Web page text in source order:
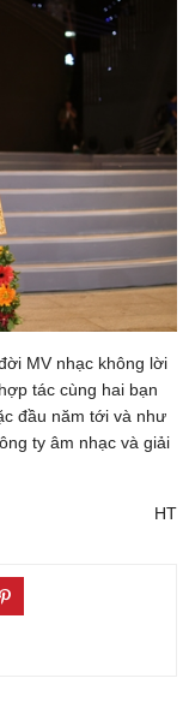
MV nhạc không lời
tác cùng hai bạn
đầu năm tới và như
ty âm nhạc và giải
HT